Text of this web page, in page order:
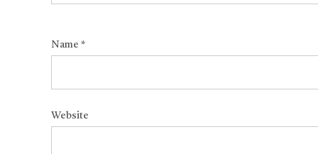
Name *
Website